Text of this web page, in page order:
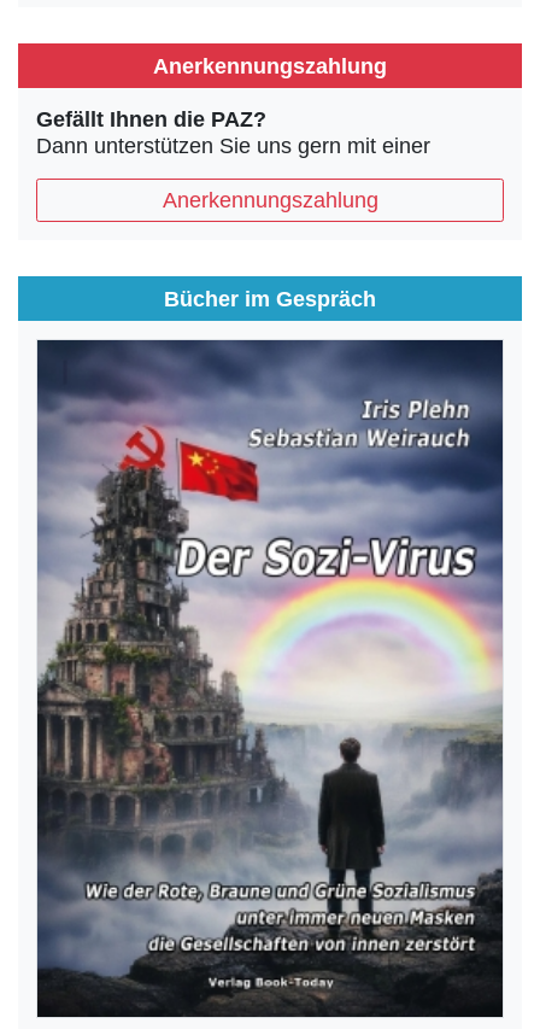
Anerkennungszahlung
Gefällt Ihnen die PAZ?
Dann unterstützen Sie uns gern mit einer
Anerkennungszahlung
Bücher im Gespräch